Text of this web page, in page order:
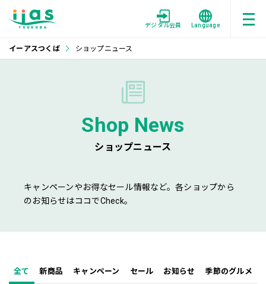
デジタル会員 Language
イーアスつくば ショップニュース
Shop News
ショップニュース
キャンペーンやお得なセール情報など。各ショップから
のお知らせはココでCheck。
全て 新商品 キャンペーン セール お知らせ 季節のグルメ